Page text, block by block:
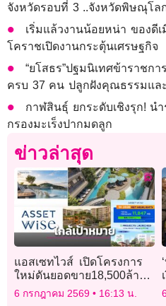
จังหวัดรอบที่ 3 ..จังหวัดพิษณุโล
เริ่มแล้วงานน้อยหน่า ของดี
โคราชเปิดงานกระตุ้นเศรษฐกิจ
“ยโสธร”ปฐมนิเทศข้าราชก
ครบ 37 คน ปลูกฝังคุณธรรมแล
กาฬสินธุ์ ยกระดับเชิงรุก! น
กรองมะเร็งปากมดลูก
ข่าวล่าสุด
แอสเซทไวส์ เปิดโครงการ
ใหม่ดันยอดขาย18,500ล้าน
บาท
6 กรกฎาคม 2569 16:13 น.